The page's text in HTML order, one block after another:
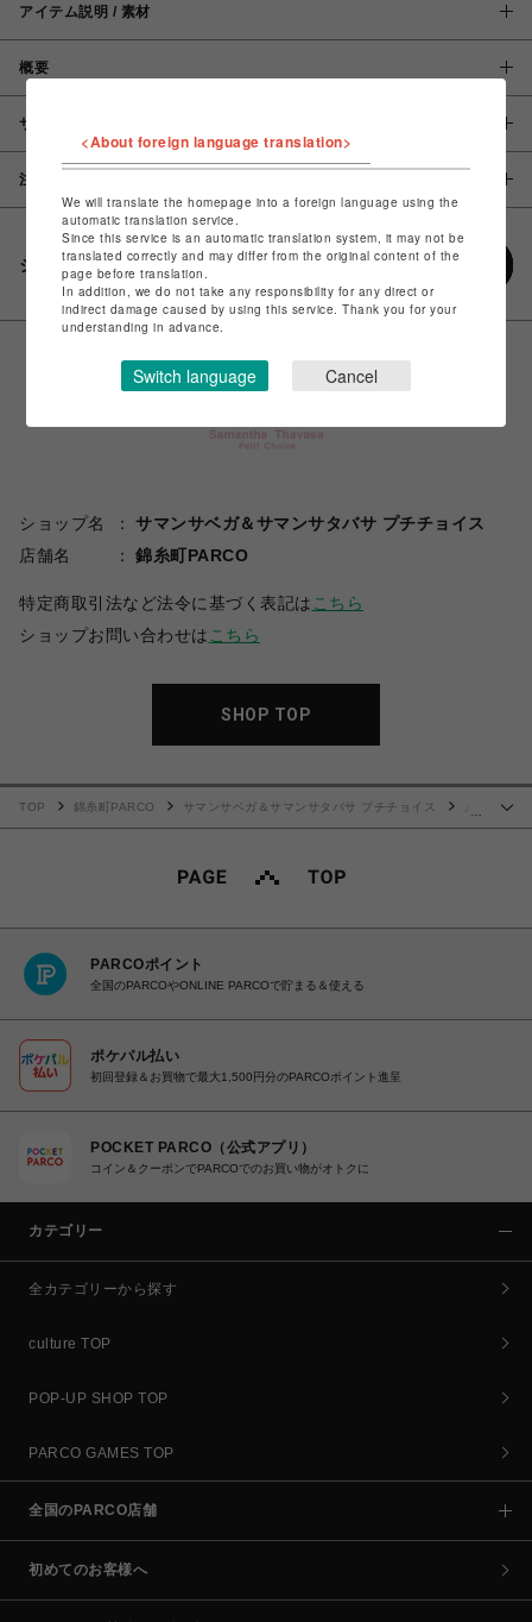
アイテム説明 / 素材
概要
サイズ
注意事項
シェアする
ショップ名
サマンサベガ＆サマンサタバサ プチチョイス
店舗名
錦糸町PARCO
特定商取引法など法令に基づく表記は こちら
ショップお問い合わせは こちら
SHOP TOP
TOP 錦糸町PARCO サマンサベガ＆サマンサタバサ プチチョイス
PARCOポイント
全国のPARCOやONLINE PARCOで貯まる＆使える
ポケパル払い
初回登録＆お買物で最大1,500円分のPARCOポイント進呈
POCKET PARCO（公式アプリ）
コイン＆クーポンでPARCOでのお買い物がオトクに
カテゴリー
全カテゴリーから探す
culture TOP
POP-UP SHOP TOP
PARCO GAMES TOP
全国のPARCO店舗
初めてのお客様へ
<About foreign language translation>
We will translate the homepage into a foreign language using the
automatic translation service.
Since this service is an automatic translation system, it may not be
translated correctly and may differ from the original content of the
page before translation.
In addition, we do not take any responsibility for any direct or
indirect damage caused by using this service. Thank you for your
understanding in advance.
Switch language Cancel